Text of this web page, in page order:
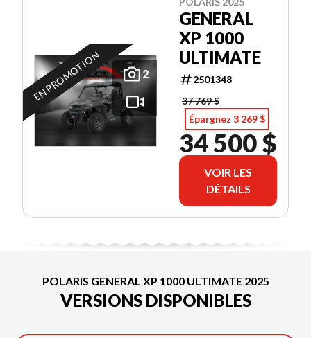
2
EN PROMOTION
GENERAL
XP 1000
ULTIMATE
2501348
37 769 $
Épargnez 3 269 $
34 500 $
VOIR LES
DÉTAILS
POLARIS GENERAL XP 1000 ULTIMATE 2025
VERSIONS DISPONIBLES